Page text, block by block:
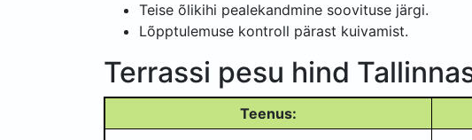
Teise õlikihi pealekandmine soovituse järgi.
Lõpptulemuse kontroll pärast kuivamist.
Terrassi pesu hind
Teenus: